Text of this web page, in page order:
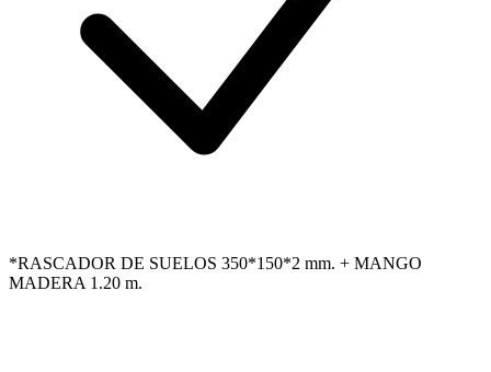
*RASCADOR DE SUELOS 350*150*2 mm. + MANGO
MADERA 1.20 m.